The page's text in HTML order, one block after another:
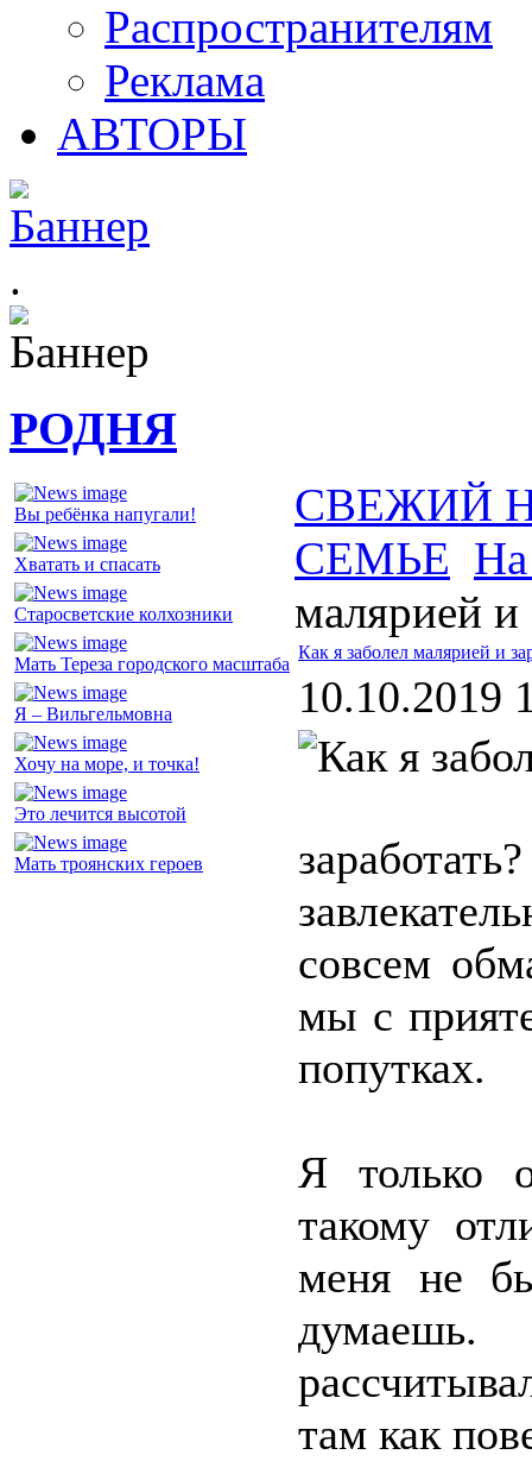
Распространителям
Реклама
АВТОРЫ
.
РОДНЯ
Вы ребёнка напугали!
Хватать и спасать
Старосветские колхозники
Мать Тереза городского масштаба
Я – Вильгельмовна
Хочу на море, и точка!
Это лечится высотой
Мать троянских героев
СВЕЖИЙ
СЕМЬЕ На
малярией и
Как я заболел малярией и
10.10.2019
совсем
мы с
попутках.
Я только
такому
меня не
думаешь.
там как